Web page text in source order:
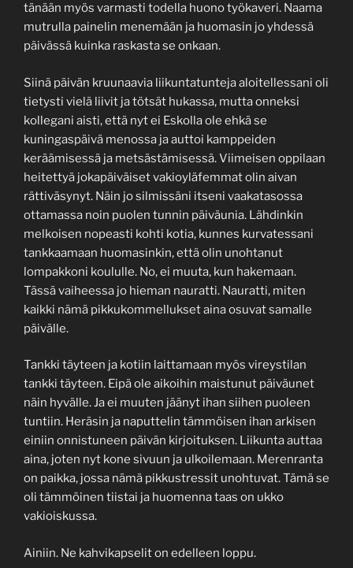
tänään myös varmasti todella huono työkaveri. Naama
mutrulla painelin menemään ja huomasin jo yhdessä
päivässä kuinka raskasta se onkaan.
Siinä päivän kruunaavia liikuntatunteja aloitellessani oli
tietysti vielä liivit ja tötsät hukassa, mutta onneksi
kollegani aisti, että nyt ei Eskolla ole ehkä se
kuningaspäivä menossa ja auttoi kamppeiden
keräämisessä ja metsästämisessä. Viimeisen oppilaan
heitettyä jokapäiväiset vakioyläfemmat olin aivan
rättiväsynyt. Näin jo silmissäni itseni vaakatasossa
ottamassa noin puolen tunnin päiväunia. Lähdinkin
melkoisen nopeasti kohti kotia, kunnes kurvatessani
tankkaamaan huomasinkin, että olin unohtanut
lompakkoni koululle. No, ei muuta, kun hakemaan.
Tässä vaiheessa jo hieman nauratti. Nauratti, miten
kaikki nämä pikkukommellukset aina osuvat samalle
päivälle.
Tankki täyteen ja kotiin laittamaan myös vireystilan
tankki täyteen. Eipä ole aikoihin maistunut päiväunet
näin hyvälle. Ja ei muuten jäänyt ihan siihen puoleen
tuntiin. Heräsin ja naputtelin tämmöisen ihan arkisen
einiin onnistuneen päivän kirjoituksen. Liikunta auttaa
aina, joten nyt kone sivuun ja ulkoilemaan. Merenranta
on paikka, jossa nämä pikkustressit unohtuvat. Tämä se
oli tämmöinen tiistai ja huomenna taas on ukko
vakioiskussa.
Ainiin. Ne kahvikapselit on edelleen loppu.